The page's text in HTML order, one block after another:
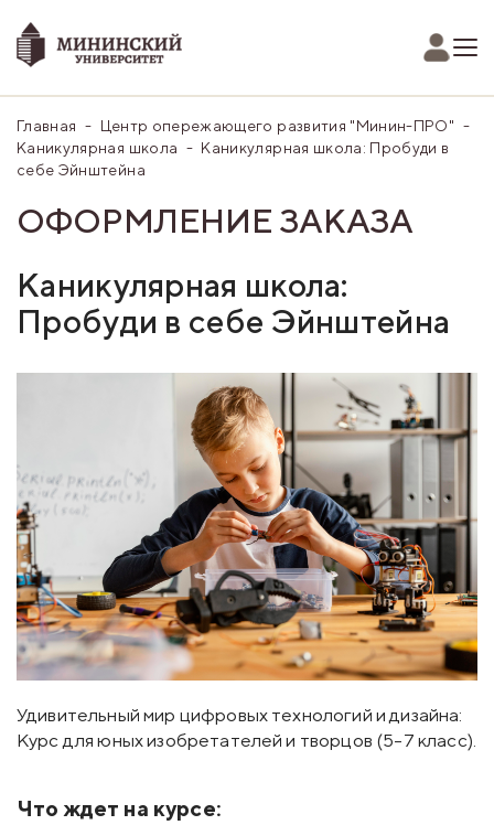
Главная
Центр опережающего развития "Минин-ПРО"
Каникулярная школа
Каникулярная школа: Пробуди в
себе Эйнштейна
ОФОРМЛЕНИЕ ЗАКАЗА
Каникулярная школа:
Пробуди в себе Эйнштейна
Удивительный мир цифровых технологий и дизайна:
Курс для юных изобретателей и творцов (5-7 класс).
Что ждет на курсе: